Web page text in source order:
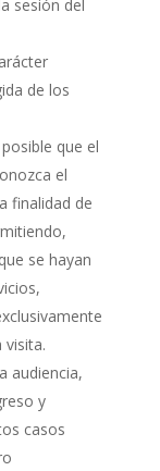
sesión del
de los
que el
el
finalidad de
se hayan
visita.
audiencia,
y
casos